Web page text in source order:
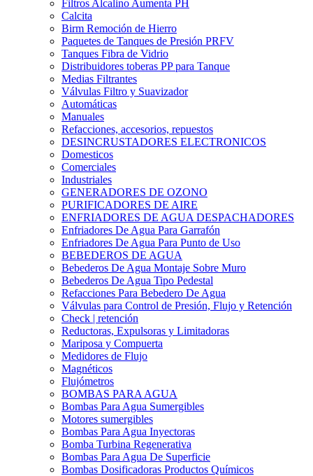
Filtros Alcalino Aumenta PH
Calcita
Birm Remoción de Hierro
Paquetes de Tanques de Presión PRFV
Tanques Fibra de Vidrio
Distribuidores toberas PP para Tanque
Medias Filtrantes
Válvulas Filtro y Suavizador
Automáticas
Manuales
Refacciones, accesorios, repuestos
DESINCRUSTADORES ELECTRONICOS
Domesticos
Comerciales
Industriales
GENERADORES DE OZONO
PURIFICADORES DE AIRE
ENFRIADORES DE AGUA DESPACHADORES
Enfriadores De Agua Para Garrafón
Enfriadores De Agua Para Punto de Uso
BEBEDEROS DE AGUA
Bebederos De Agua Montaje Sobre Muro
Bebederos De Agua Tipo Pedestal
Refacciones Para Bebedero De Agua
Válvulas para Control de Presión, Flujo y Retención
Check | retención
Reductoras, Expulsoras y Limitadoras
Mariposa y Compuerta
Medidores de Flujo
Magnéticos
Flujómetros
BOMBAS PARA AGUA
Bombas Para Agua Sumergibles
Motores sumergibles
Bombas Para Agua Inyectoras
Bomba Turbina Regenerativa
Bombas Para Agua De Superficie
Bombas Dosificadoras Productos Químicos